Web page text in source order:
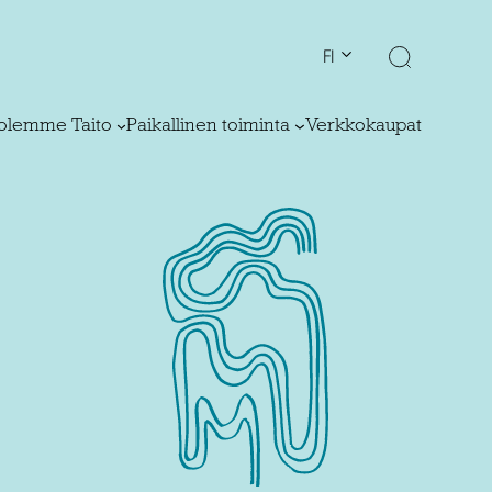
FI
Taito Paikallinen toiminta Verkkokaupat